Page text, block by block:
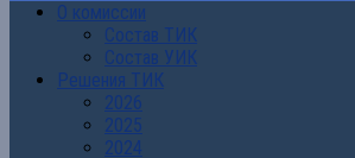
О комиссии
Состав ТИК
Состав УИК
Решения ТИК
2026
2025
2024